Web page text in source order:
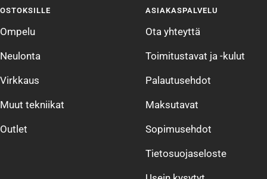
4
OSTOKSILLE
Ompelu
Neulonta
Virkkaus
Muut tekniikat
Outlet
ASIAKASPALVELU
Ota yhteyttä
Toimitustavat ja -kulut
Palautusehdot
Maksutavat
Sopimusehdot
Tietosuojaseloste